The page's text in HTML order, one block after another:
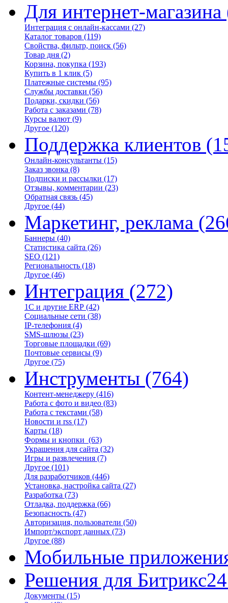
Для интернет-магазина
Интеграция с онлайн-кассами (27)
Каталог товаров (119)
Свойства, фильтр, поиск (56)
Товар дня (2)
Корзина, покупка (193)
Купить в 1 клик (5)
Платежные системы (95)
Службы доставки (56)
Подарки, скидки (56)
Работа с заказами (78)
Курсы валют (9)
Другое (120)
Поддержка клиентов
Онлайн-консультанты (15)
Заказ звонка (8)
Подписки и рассылки (17)
Отзывы, комментарии (23)
Обратная связь (45)
Другое (44)
Маркетинг, реклама
Баннеры (40)
Статистика сайта (26)
SEO (121)
Региональность (18)
Другое (46)
Интеграция (272)
1С и другие ERP (42)
Социальные сети (38)
IP-телефония (4)
SMS-шлюзы (23)
Торговые площадки (69)
Почтовые сервисы (9)
Другое (75)
Инструменты (764)
Контент-менеджеру (416)
Работа с фото и видео (83)
Работа с текстами (58)
Новости и rss (17)
Карты (18)
Формы и кнопки (63)
Украшения для сайта (32)
Игры и развлечения (7)
Другое (101)
Для разработчиков (446)
Установка, настройка сайта (27)
Разработка (73)
Отладка, поддержка (66)
Безопасность (47)
Авторизация, пользователи (50)
Импорт/экспорт данных (73)
Другое (88)
Мобильные
Решения для Битрикс24
Документы (15)